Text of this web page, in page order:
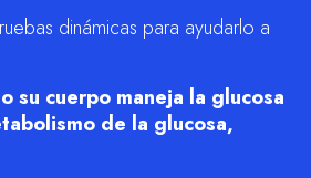
dinámicas para ayudarlo a
su cuerpo maneja la glucosa
de la glucosa,